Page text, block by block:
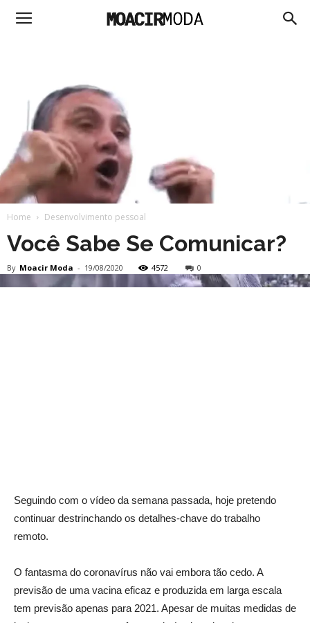
Moacir
Home Desenvolvimento pessoal
Você Sabe Se Comunicar?
By Moacir Moda - 19/08/2020 4572 0
Seguindo com o vídeo da semana passada, hoje pretendo
continuar destrinchando os detalhes-chave do trabalho
remoto.
O fantasma do coronavírus não vai embora tão cedo. A
previsão de uma vacina eficaz e produzida em larga escala
tem previsão apenas para 2021. Apesar de muitas medidas de